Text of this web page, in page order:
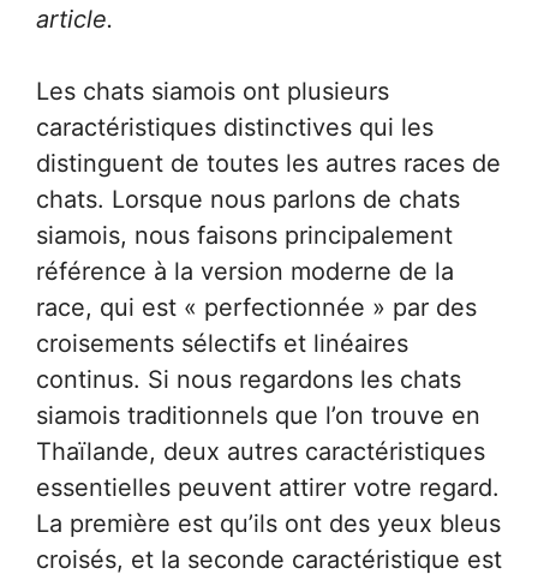
article.
Les chats siamois ont plusieurs
caractéristiques distinctives qui les
distinguent de toutes les autres races de
chats. Lorsque nous parlons de chats
siamois, nous faisons principalement
référence à la version moderne de la
race, qui est « perfectionnée » par des
croisements sélectifs et linéaires
continus. Si nous regardons les chats
siamois traditionnels que l’on trouve en
Thaïlande, deux autres caractéristiques
essentielles peuvent attirer votre regard.
La première est qu’ils ont des yeux bleus
croisés, et la seconde caractéristique est